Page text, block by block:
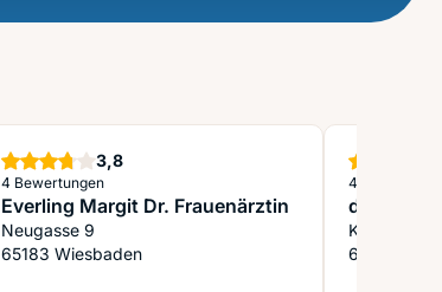
3,8Sterne
4 Bewertungen
Everling Margit Dr. Frauenärztin
Neugasse 9
65183 Wiesbaden
4
de Liz
65183